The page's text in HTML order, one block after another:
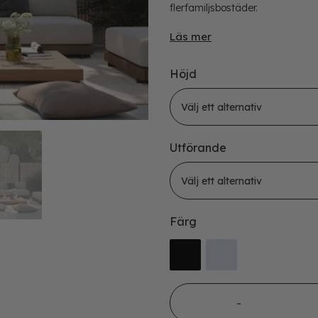
flerfamiljsbostäder.
Läs mer
Höjd
Utförande
Färg
Ribbstaket Borgen stolpar